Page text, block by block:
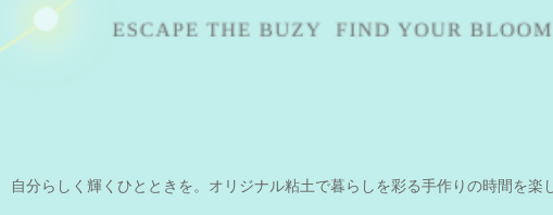
自分らしく輝くひとときを。オリジナル粘土で暮らしを彩る手作りの時間を楽